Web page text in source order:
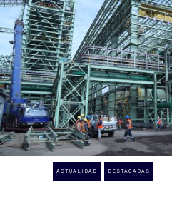
ACTUALIDAD DESTACADAS